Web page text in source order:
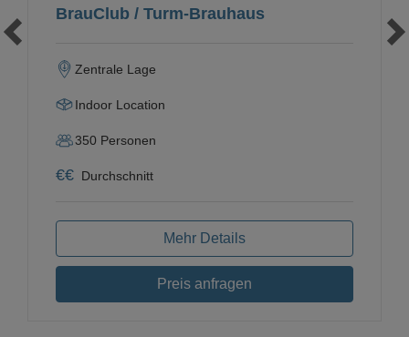
BrauClub / Turm-Brauhaus
Zentrale Lage
Indoor Location
350 Personen
€€ Durchschnitt
Mehr Details
Preis anfragen